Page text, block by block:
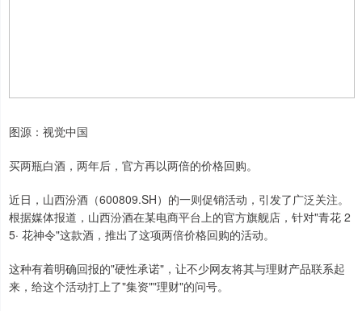
图源：视觉中国
买两瓶白酒，两年后，官方再以两倍的价格回购。
近日，山西汾酒（600809.SH）的一则促销活动，引发了广泛关注。
根据媒体报道，山西汾酒在某电商平台上的官方旗舰店，针对"青花 2
5· 花神令"这款酒，推出了这项两倍价格回购的活动。
这种有着明确回报的"硬性承诺"，让不少网友将其与理财产品联系起
来，给这个活动打上了"集资""理财"的问号。